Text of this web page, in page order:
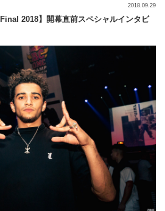
2018】開幕直前スペシャルインタビ
2018.09.29